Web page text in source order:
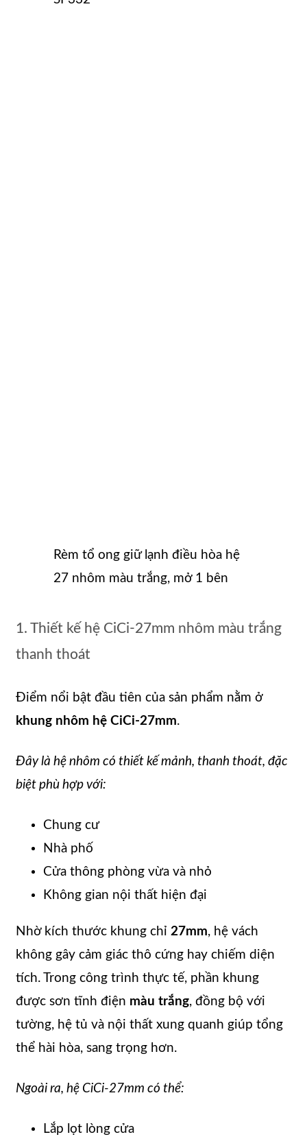
Rèm tổ ong giữ lạnh điều hòa hệ
27 nhôm màu trắng, mở 1 bên
1. Thiết kế hệ CiCi-27mm nhôm màu trắng
thanh thoát
Điểm nổi bật đầu tiên của sản phẩm nằm ở
khung nhôm hệ CiCi-27mm.
Đây là hệ nhôm có thiết kế mảnh, thanh thoát, đặc
biệt phù hợp với:
Chung cư
Nhà phố
Cửa thông phòng vừa và nhỏ
Không gian nội thất hiện đại
Nhờ kích thước khung chỉ 27mm, hệ vách
không gây cảm giác thô cứng hay chiếm diện
tích. Trong công trình thực tế, phần khung
được sơn tĩnh điện màu trắng, đồng bộ với
tường, hệ tủ và nội thất xung quanh giúp tổng
thể hài hòa, sang trọng hơn.
Ngoài ra, hệ CiCi-27mm có thể:
Lắp lọt lòng cửa